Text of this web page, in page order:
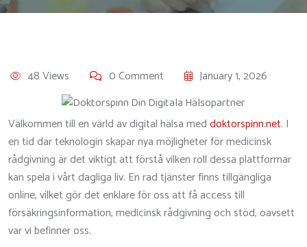
48 Views 0 Comment January 1, 2026
Välkommen till en värld av digital hälsa meddoktorspinn.net. I
en tid där teknologin skapar nya möjligheter för medicinsk
rådgivning är det viktigt att förstå vilken roll dessa plattformar
kan spela i vårt dagliga liv. En rad tjänster finns tillgängliga
online, vilket gör det enklare för oss att få access till
försäkringsinformation, medicinsk rådgivning och stöd, oavsett
var vi befinner oss.